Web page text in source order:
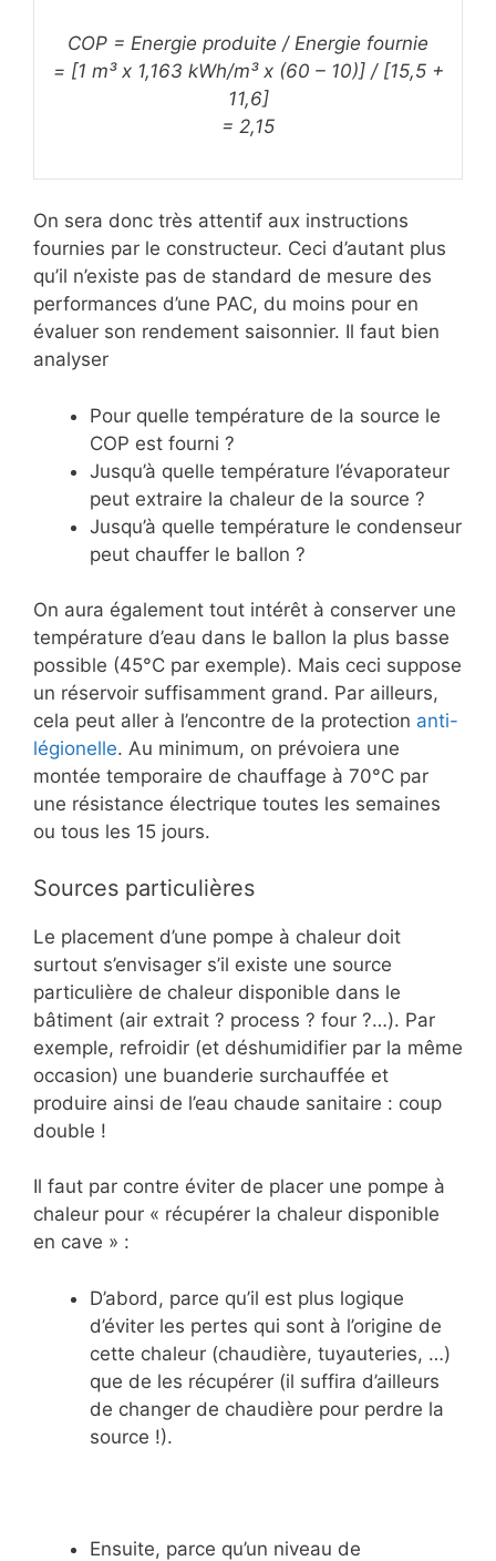
COP = Energie produite / Energie fournie
= [1 m³ x 1,163 kWh/m³ x (60 – 10)] / [15,5 +
11,6]
= 2,15
On sera donc très attentif aux instructions
fournies par le constructeur. Ceci d’autant plus
qu’il n’existe pas de standard de mesure des
performances d’une PAC, du moins pour en
évaluer son rendement saisonnier. Il faut bien
analyser
Pour quelle température de la source le
COP est fourni ?
Jusqu’à quelle température l’évaporateur
peut extraire la chaleur de la source ?
Jusqu’à quelle température le condenseur
peut chauffer le ballon ?
On aura également tout intérêt à conserver une
température d’eau dans le ballon la plus basse
possible (45°C par exemple). Mais ceci suppose
un réservoir suffisamment grand. Par ailleurs,
cela peut aller à l’encontre de la protection anti-
légionelle. Au minimum, on prévoiera une
montée temporaire de chauffage à 70°C par
une résistance électrique toutes les semaines
ou tous les 15 jours.
Sources particulières
Le placement d’une pompe à chaleur doit
surtout s’envisager s’il existe une source
particulière de chaleur disponible dans le
bâtiment (air extrait ? process ? four ?…). Par
exemple, refroidir (et déshumidifier par la même
occasion) une buanderie surchauffée et
produire ainsi de l’eau chaude sanitaire : coup
double !
Il faut par contre éviter de placer une pompe à
chaleur pour « récupérer la chaleur disponible
en cave » :
D’abord, parce qu’il est plus logique
d’éviter les pertes qui sont à l’origine de
cette chaleur (chaudière, tuyauteries, …)
que de les récupérer (il suffira d’ailleurs
de changer de chaudière pour perdre la
source !).
Ensuite, parce qu’un niveau de